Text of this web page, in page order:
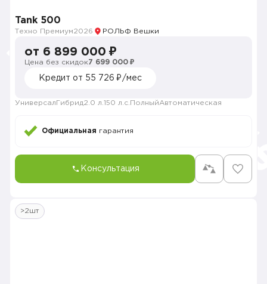
Tank 500
Техно Премиум2026 РОЛЬФ Вешки
от 6 899 000 ₽
Цена без скидок7 699 000 ₽
Кредит от 55 726 ₽/мес
Универсал Гибрид2.0 л. 150 л.с. ПолныйАвтоматическая
Официальная гарантия
Консультация
>2шт